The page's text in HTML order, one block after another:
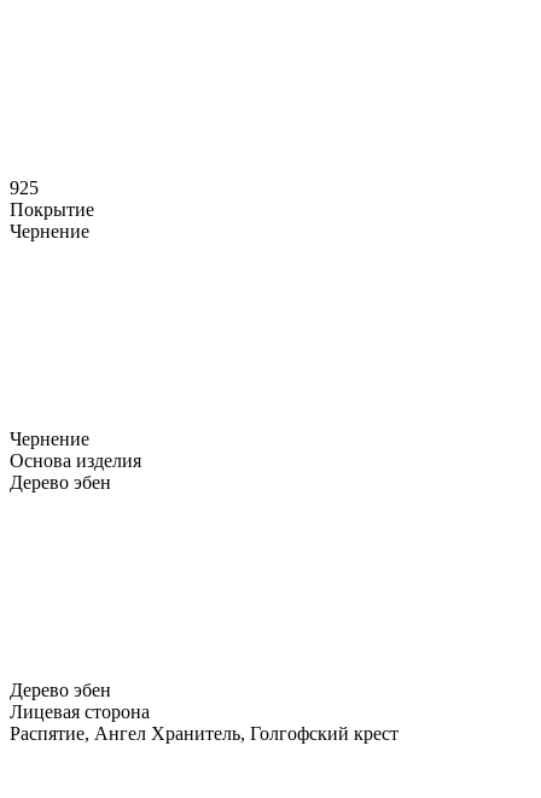
925
Покрытие
Чернение
Чернение
Основа изделия
Дерево эбен
Дерево эбен
Лицевая сторона
Распятие, Ангел Хранитель, Голгофский крест